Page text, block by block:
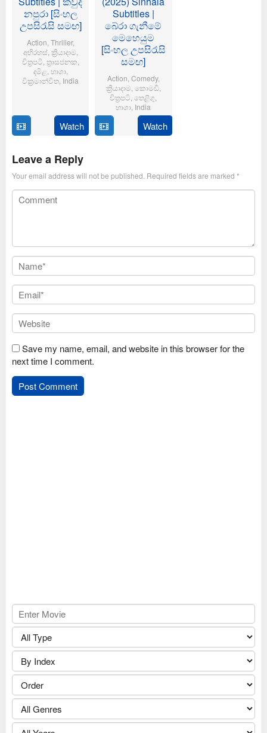
නපුරා [සිංහල
උපසිරැසි සමඟ]
Action Thriller,
අභිරහස්, ක්‍රියාදාම
චිත්‍රපටි ත්‍රාසජනක
දමිළ භාශා,
වික්‍රමාන්විත India
Feb
2025
Thirumeni
Watch
Subtitles |
බේරා ගැනීමේ
මෙහෙයුම
[සිංහල උපසිරැසි
සමඟ]
Action Comedy,
ක්‍රියාදාම කොමඩි,
චිත්‍රපටි ,තෙළිගු
භාශා India
Jan
Anil
Ravipudi
Watch
Leave a Reply
Your email address will not be published. Required fields are marked *
Save my name, email, and website in this browser for the
next time I comment.